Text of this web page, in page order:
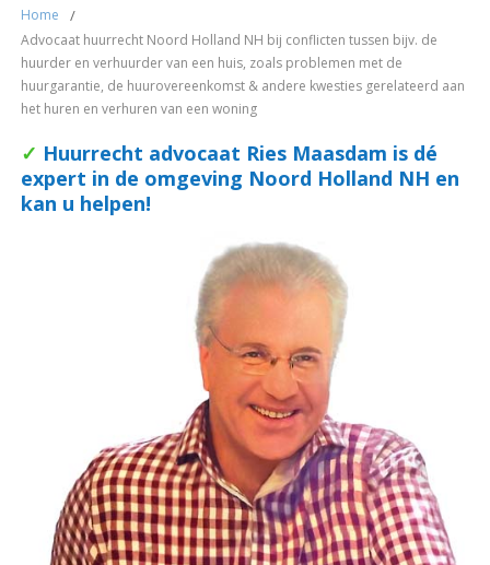
Home /
Advocaat huurrecht Noord Holland NH bij conflicten tussen bijv. de
huurder en verhuurder van een huis, zoals problemen met de
huurgarantie, de huurovereenkomst & andere kwesties gerelateerd aan
het huren en verhuren van een woning
✓ Huurrecht advocaat Ries Maasdam is dé
expert in de omgeving Noord Holland NH en
kan u helpen!